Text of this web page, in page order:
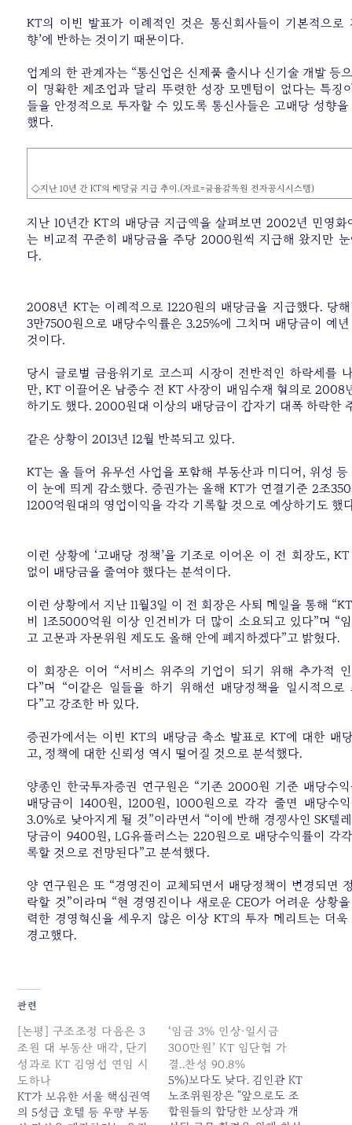
KT의 이번 발표가 이례적인 것은 통신회사들이 기본적으로
향’에 반하는 것이기 때문이다.
업계의 한 관계자는 “통신업은 신제품 출시나 신기술 개발 등
이 명확한 제조업과 달리 뚜렷한 성장 모멘텀이 없다는 특징
들을 안정적으로 투자할 수 있도록 통신사들은 고배당 성향
했다.
◇지난 10년 간 KT의 배당금 지급 추이.(자료=금융감독원 전자공시시스템)
지난 10년간 KT의 배당금 지급액을 살펴보면 2002년 민영
는 비교적 꾸준히 배당금을 주당 2000원씩 지급해 왔지만
다.
2008년 KT는 이례적으로 1220원의 배당금을 지급했다. 당
3만7500원으로 배당수익률은 3.25%에 그치며 배당금이 예
것이다.
당시 글로벌 금융위기로 코스피 시장이 전반적인 하락세를
만, KT 이끌어온 남중수 전 KT 사장이 배임수재 혐의로 2008
하기도 했다. 2000원대 이상의 배당금이 갑자기 대폭 하락한
같은 상황이 2013년 12월 반복되고 있다.
KT는 올 들어 유무선 사업을 포함해 부동산과 미디어, 위성
이 눈에 띄게 감소했다. 증권가는 올해 KT가 연결기준 2조
1200억원대의 영업이익을 각각 기록할 것으로 예상하기도 했
이런 상황에 ‘고배당 정책’을 기조로 이어온 이 전 회장도,
없이 배당금을 줄여야 했다는 분석이다.
이런 상황에서 지난 11월3일 이 전 회장은 사퇴 메일을 통해
비 1조5000억원 이상 인건비가 더 많이 소요되고 있다”며 “
고 고문과 자문위원 제도도 올해 안에 폐지하겠다”고 밝혔다.
이 회장은 이어 “서비스 위주의 기업이 되기 위해 추가적
다”며 “이같은 일들을 하기 위해선 배당정책을 일시적으
다”고 강조한 바 있다.
증권가에서는 이번 KT의 배당금 축소 발표로 KT에 대한 배
고, 정책에 대한 신뢰성 역시 떨어질 것으로 분석했다.
양종인 한국투자증권 연구원은 “기존 2000원 기준 배당수
배당금이 1400원, 1200원, 1000원으로 각각 줄면 배당수
3.0%로 낮아지게 될 것”이라면서 “이에 반해 경쟁사인 SK텔
당금이 9400원, LG유플러스는 220원으로 배당수익률이 각
록할 것으로 전망된다”고 분석했다.
양 연구원은 또 “경영진이 교체되면서 배당정책이 변경되면
락할 것”이라며 “현 경영진이나 새로운 CEO가 어려운 상황
력한 경영혁신을 세우지 않은 이상 KT의 투자 메리트는 더욱
경고했다.
관련
[논평] 구조조정 다음은 3
조원 대 부동산 매각, 단기
성과로 KT 김영섭 연임 시
도하나
KT가 보유한 서울 핵심권역
의 5성급 호텔 등 우량 부동
‘임금 3% 인상·일시금
300만원’ KT 임단협 가
결..찬성 90.8%
5%)보다도 낮다. 김인관 KT
노조위원장은 "앞으로도 조
합원들의 합당한 보상과 개